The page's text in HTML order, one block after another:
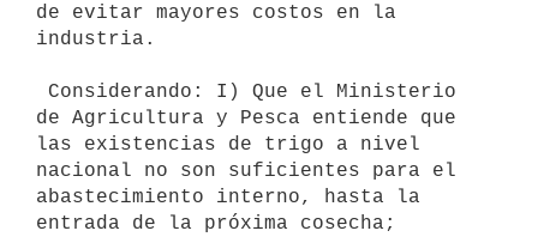
de evitar mayores costos en la
industria.
de Agricultura y Pesca entiende que
las existencias de trigo a nivel
nacional no son suficientes para el
abastecimiento interno, hasta la
entrada de la próxima cosecha;